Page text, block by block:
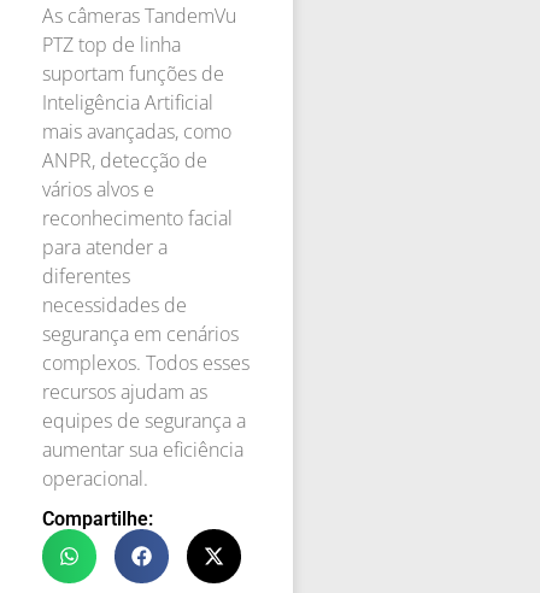
As câmeras TandemVu
PTZ top de linha
suportam funções de
Inteligência Artificial
mais avançadas, como
ANPR, detecção de
vários alvos e
reconhecimento facial
para atender a
diferentes
necessidades de
segurança em cenários
complexos. Todos esses
recursos ajudam as
equipes de segurança a
aumentar sua eficiência
operacional.
Compartilhe: